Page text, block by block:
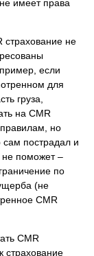
имеет права
страхование не
если
для
груза,
на CMR
правилам, но
сам пострадал и
не поможет –
по
(не
CMR
CMR
страхование